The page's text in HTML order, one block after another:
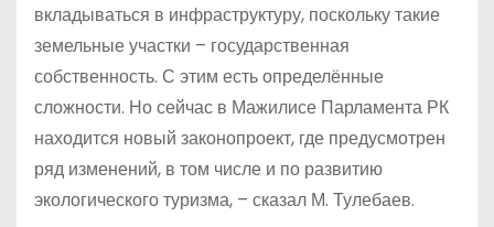
вкладываться в инфраструктуру, поскольку такие
земельные участки – государственная
собственность. С этим есть определённые
сложности. Но сейчас в Мажилисе Парламента РК
находится новый законопроект, где предусмотрен
ряд изменений, в том числе и по развитию
экологического туризма, – сказал М. Тулебаев.